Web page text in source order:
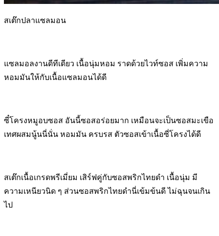
สเต๊กปลาแซลมอน
แซลมอลงานดีทีเดียว เนื้อนุ่มหอม ราดด้วยไวท์ซอส เพิ่มความ
หอมมันให้กับเนื้อแซลมอนได้ดี
ซี๋โครงหมูอบซอส อันนี้ซอสอร่อยมาก เหมือนจะเป็นซอสมะเขือ
เทศผสมนู้นนี่นั่น หอมมัน ครบรส ตัวซอสเข้าเนื้อซี่โครงได้ดี
สเต๊กเนื้อเกรดพรีเมี่ยม เสิร์ฟคู่กับซอสพริกไทยดำ เนื้อนุ่ม มี
ความเหนียวนิด ๆ ส่วนซอสพริกไทยดำนี่เข้มข้นดี ไม่ฉุนจนเกิน
ไป